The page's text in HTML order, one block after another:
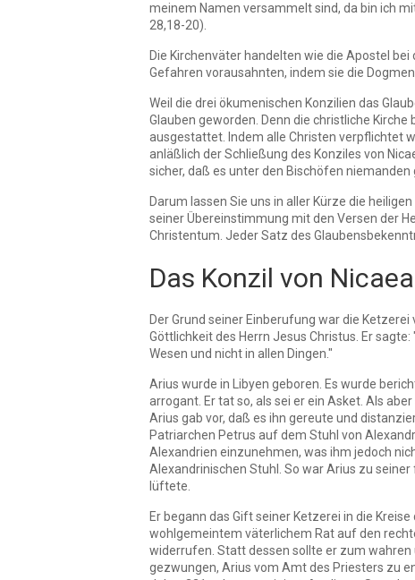
meinem Namen versammelt sind, da bin ich
28,18-20).
Die Kirchenväter handelten wie die Apostel
Gefahren vorausahnten, indem sie die
Weil die drei ökumenischen Konzilien das
Glauben geworden. Denn die christliche
ausgestattet. Indem alle Christen verpflichtet
anläßlich der Schließung des Konziles von
sicher, daß es unter den Bischöfen
Darum lassen Sie uns in aller Kürze die
seiner Übereinstimmung mit den Versen der
Christentum. Jeder Satz des
Das Konzil von
Der Grund seiner Einberufung war die
Göttlichkeit des Herrn Jesus Christus. Er
Wesen und nicht in allen Dingen."
Arius wurde in Libyen geboren. Es wurde
arrogant. Er tat so, als sei er ein Asket. Als
Arius gab vor, daß es ihn gereute und
Patriarchen Petrus auf dem Stuhl von
Alexandrien einzunehmen, was ihm jedoch
Alexandrinischen Stuhl. So war Arius zu
lüftete.
Er begann das Gift seiner Ketzerei in die
wohlgemeintem väterlichem Rat auf den
widerrufen. Statt dessen sollte er zum
gezwungen, Arius vom Amt des Priesters zu